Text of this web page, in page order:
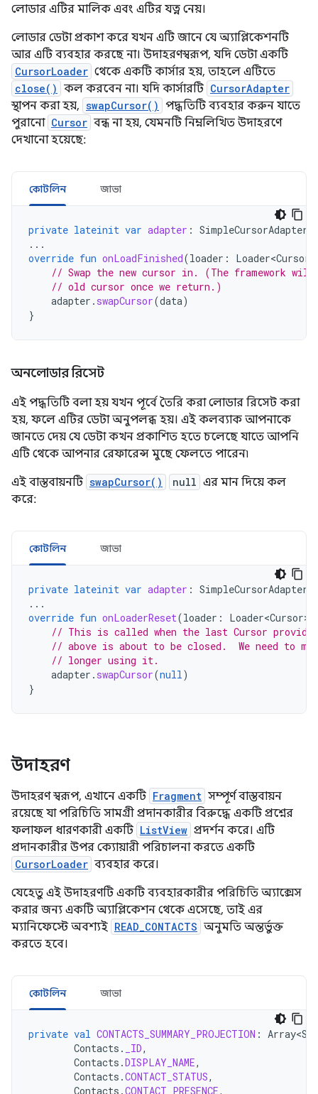
লোডার এটির মালিক এবং এটির যত্ন নেয়।
লোডার ডেটা প্রকাশ করে যখন এটি জানে যে অ্যাপ্লিকেশনটি
আর এটি ব্যবহার করছে না। উদাহরণস্বরূপ, যদি ডেটা একটি
CursorLoader থেকে একটি কার্সার হয়, তাহলে এটিতে
close() কল করবেন না। যদি কার্সারটি CursorAdapter
স্থাপন করা হয়, swapCursor() পদ্ধতিটি ব্যবহার করুন যাতে
পুরানো Cursor বন্ধ না হয়, যেমনটি নিম্নলিখিত উদাহরণে
দেখানো হয়েছে:
কোটলিন জাভা
private lateinit var adapter : SimpleCursorAdapter
...
override fun onLoadFinished(loader : Loader<Cursor>
// Swap the new cursor in. (The framework
// old cursor once we return.)
adapter . swapCursor(data)
}
অনলোডার রিসেট
এই পদ্ধতিটি বলা হয় যখন পূর্বে তৈরি করা লোডার রিসেট করা
হয়, ফলে এটির ডেটা অনুপলব্ধ হয়। এই কলব্যাক আপনাকে
জানতে দেয় যে ডেটা কখন প্রকাশিত হতে চলেছে যাতে আপনি
এটি থেকে আপনার রেফারেন্স মুছে ফেলতে পারেন৷
এই বাস্তবায়নটি swapCursor() null এর মান দিয়ে কল
করে:
কোটলিন জাভা
private lateinit var adapter : SimpleCursorAdapter
...
override fun onLoaderReset(loader : Loader<Cursor>
// This is called when the last Cursor
// above is about to be closed.  We need to
// longer using it.
adapter . swapCursor(null)
}
উদাহরণ
উদাহরণ স্বরূপ, এখানে একটি Fragment সম্পূর্ণ বাস্তবায়ন
রয়েছে যা পরিচিতি সামগ্রী প্রদানকারীর বিরুদ্ধে একটি প্রশ্নের
ফলাফল ধারণকারী একটি ListView প্রদর্শন করে। এটি
প্রদানকারীর উপর ক্যোয়ারী পরিচালনা করতে একটি
CursorLoader ব্যবহার করে।
যেহেতু এই উদাহরণটি একটি ব্যবহারকারীর পরিচিতি অ্যাক্সেস
করার জন্য একটি অ্যাপ্লিকেশন থেকে এসেছে, তাই এর
ম্যানিফেস্টে অবশ্যই READ_CONTACTS অনুমতি অন্তর্ভুক্ত
করতে হবে।
কোটলিন জাভা
private val CONTACTS_SUMMARY_PROJECTION :
Contacts . _ID,
Contacts .DISPLAY_NAME,
Contacts .CONTACT_STATUS,
Contacts .CONTACT_PRESENCE,